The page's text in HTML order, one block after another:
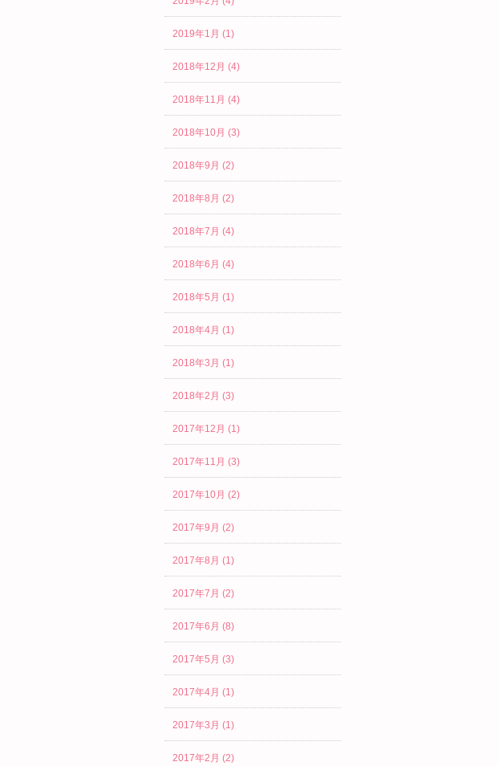
2019年1月 (1)
2018年12月 (4)
2018年11月 (4)
2018年10月 (3)
2018年9月 (2)
2018年8月 (2)
2018年7月 (4)
2018年6月 (4)
2018年5月 (1)
2018年4月 (1)
2018年3月 (1)
2018年2月 (3)
2017年12月 (1)
2017年11月 (3)
2017年10月 (2)
2017年9月 (2)
2017年8月 (1)
2017年7月 (2)
2017年6月 (8)
2017年5月 (3)
2017年4月 (1)
2017年3月 (1)
2017年2月 (2)